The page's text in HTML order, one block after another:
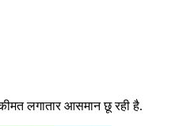
लगातार आसमान छू रही है.